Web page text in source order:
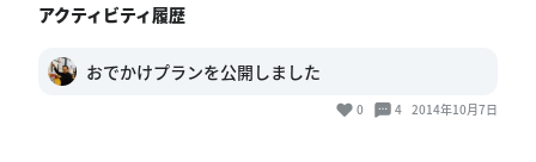
アクティビティ履歴
おでかけプランを公開しました
0 4 2014年10月7日